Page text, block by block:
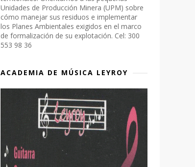
Unidades de Producción Minera (UPM) sobre
cómo manejar sus residuos e implementar
los Planes Ambientales exigidos en el marco
de formalización de su explotación. Cel: 300
553 98 36
ACADEMIA DE MÚSICA LEYROY